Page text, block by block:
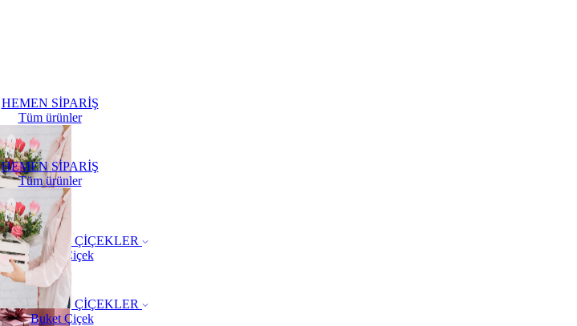
HEMEN SİPARİŞ
Tüm ürünler
ÇİÇEKLER
Buket Çiçek
HEMEN SİPARİŞ
Tüm ürünler
ÇİÇEKLER
Buket Çiçek